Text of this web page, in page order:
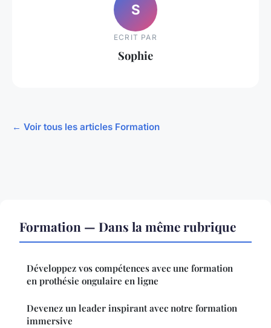
S
ECRIT PAR
Sophie
← Voir tous les articles Formation
Formation — Dans la même rubrique
Développez vos compétences avec une formation
en prothésie ongulaire en ligne
Devenez un leader inspirant avec notre formation
immersive